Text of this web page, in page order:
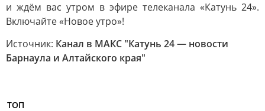
и ждём вас утром в эфире телеканала «Катунь 24».
Включайте «Новое утро»!
Источник: Канал в МАКС "Катунь 24 — новости
Барнаула и Алтайского края"
ТОП